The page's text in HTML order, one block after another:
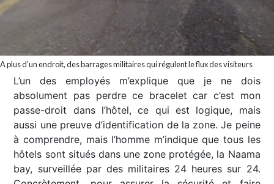
A plus d’un endroit, des barrages militaires qui régulent le flux des visiteurs
L’un des employés m’explique que je ne dois
absolument pas perdre ce bracelet car c’est mon
passe-droit dans l’hôtel, ce qui est logique, mais
aussi une preuve d’identification de la zone. Je peine
à comprendre, mais l’homme m’indique que tous les
hôtels sont situés dans une zone protégée, la Naama
bay, surveillée par des militaires 24 heures sur 24.